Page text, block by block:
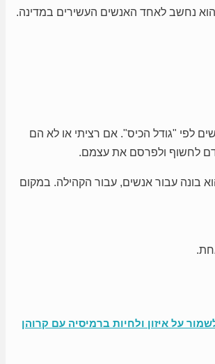
נחשב לאחד האנשים העשירים במדינה.
לפי "גודל הכיס". אם רציתי או לא הם
לחשוף ולפרסם את עצמם.
בונה עבור אנשים, עבור הקהילה. במקום
על איזון ולחיות ברמיסיה עם קרוהן